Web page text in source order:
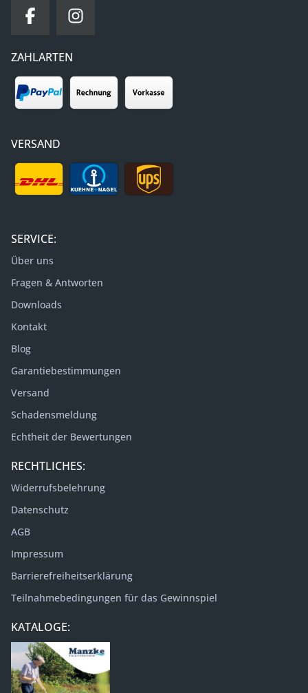
ZAHLARTEN
VERSAND
SERVICE:
Über uns
Fragen & Antworten
Downloads
Kontakt
Blog
Garantiebestimmungen
Versand
Schadensmeldung
Echtheit der Bewertungen
RECHTLICHES:
Widerrufsbelehrung
Datenschutz
AGB
Impressum
Barrierefreiheitserklärung
Teilnahmebedingungen für das Gewinnspiel
KATALOGE: